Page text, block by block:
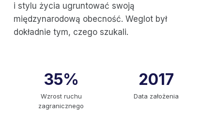
i stylu życia ugruntować swoją
międzynarodową obecność. Weglot był
dokładnie tym, czego szukali.
35%
Wzrost ruchu
zagranicznego
2017
Data założenia